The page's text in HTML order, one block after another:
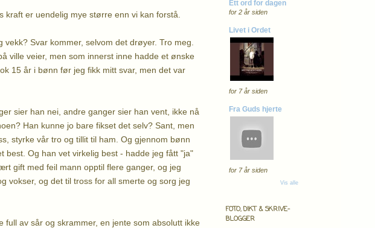
er uendelig mye større enn vi kan forstå.
Svar kommer, selvom det drøyer. Tro meg.
ville veier, men som innerst inne hadde et ønske
15 år i bønn før jeg fikk mitt svar, men det var
sier han nei, andre ganger sier han vent, ikke nå
Han kunne jo bare fikset det selv? Sant, men
styrke vår tro og tillit til ham. Og gjennom bønn
best. Og han vet virkelig best - hadde jeg fått "ja"
gift med feil mann opptil flere ganger, og jeg
vokser, og det til tross for all smerte og sorg jeg
av sår og skrammer, en jente som absolutt ikke
Ett ord for dagen
for 2 år siden
Livet i Ordet
for 7 år siden
Fra Guds hjerte
for 7 år siden
Vis alle
FOTO, DIKT & SKRIVE-
BLOGGER